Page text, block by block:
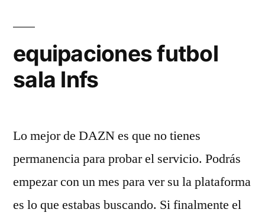
equipaciones futbol
sala lnfs
Lo mejor de DAZN es que no tienes
permanencia para probar el servicio. Podrás
empezar con un mes para ver su la plataforma
es lo que estabas buscando. Si finalmente el